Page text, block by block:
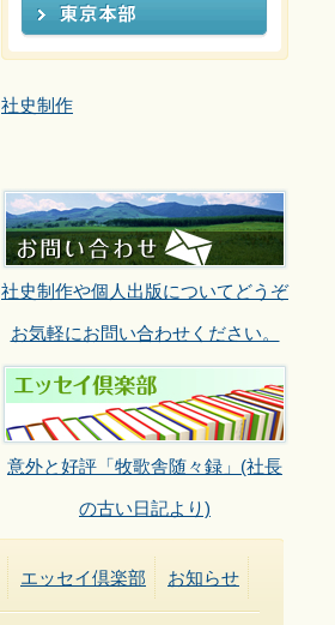
社史制作
社史制作や個人出版についてどうぞ
お気軽にお問い合わせください。
意外と好評「牧歌舎随々録」(社長
の古い日記より)
エッセイ倶楽部 お知らせ